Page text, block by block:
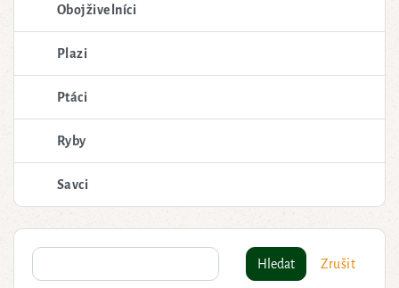
Obojživelníci
Plazi
Ptáci
Ryby
Savci
Hledat Zrušit